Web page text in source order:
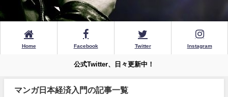
Home Facebook Twitter Instagram
公式Twitter、日々更新中！
マンガ日本経済入門の記事一覧